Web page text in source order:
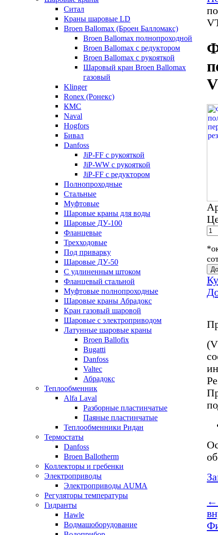
Ситал
Краны шаровые LD
Broen Ballomax (Броен Балломакс)
Broen Ballomax полнопроходной
Broen Ballomax с редуктором
Broen Ballomax с рукояткой
Шаровый кран Broen Ballomax
газовый
Klinger
Ronex (Ронекс)
КМС
Naval
Hogfors
Бивал
Danfoss
JiP-FF с рукояткой
JiP-WW с рукояткой
JiP-FF с редуктором
Полнопроходные
Стальные
Муфтовые
Шаровые краны для воды
Шаровые ДУ-100
Фланцевые
Трехходовые
Под приварку
Шаровые ДУ-50
С удлиненным штоком
Фланцевый стальной
Муфтовые полнопроходные
Шаровые краны Абрадокс
Кран газовый шаровой
Шаровые с электроприводом
Латунные шаровые краны
Broen Ballofix
Bugatti
Danfoss
Valtec
Абрадокс
Теплообменник
Alfa Laval
Разборные пластинчатые
Паяные пластинчатые
Теплообменники Ридан
Термостаты
Danfoss
Broen Ballotherm
Коллекторы и гребенки
Электроприводы
Электроприводы AUMA
Регуляторы температуры
Гидранты
Hawle
Водмашоборудование
←